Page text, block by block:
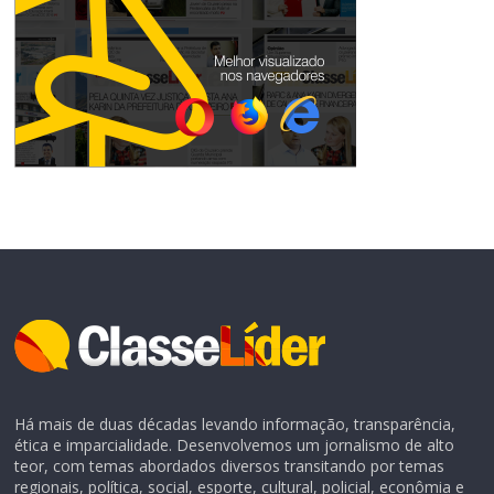
Há mais de duas décadas levando informação, transparência,
ética e imparcialidade. Desenvolvemos um jornalismo de alto
teor, com temas abordados diversos transitando por temas
regionais, política, social, esporte, cultural, policial, econômia e